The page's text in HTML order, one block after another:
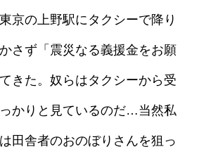
京の上野駅にタクシーで降り
さず「震災なる義援金をお願
きた。奴らはタクシーから受
かりと見ているのだ…当然私
田舎者のおのぼりさんを狙っ